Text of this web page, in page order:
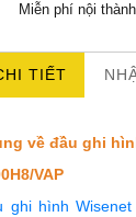
Miễn phí nội
TIẾT
về đầu ghi
VAP
ghi hình Wisenet